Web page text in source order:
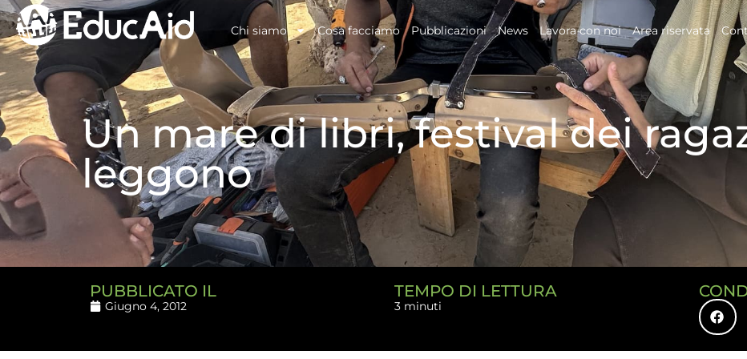
Chi siamo Cosa facciamo Pubblicazioni News Lavora con noi Area riservata
Un mare di libri, festival dei
leggono
PUBBLICATO IL
Giugno 4, 2012
TEMPO DI LETTURA
3 minuti